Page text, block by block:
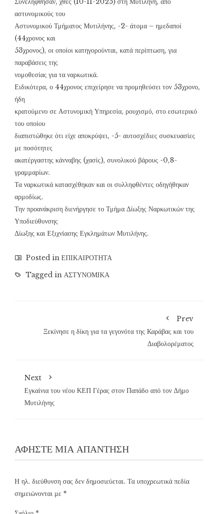
αστυνομικούς του
Αστυνομικού Τμήματος Μυτιλήνης, -2- άτομα – ημεδαποί
(44χρονος και
53χρονος), οι οποίοι κατηγορούνται, κατά περίπτωση, για
παραβάσεις της
νομοθεσίας για τα ναρκωτικά.
Ειδικότερα, ο 44χρονος επιχείρησε να προμηθεύσει τον 53χρονο,
ήδη
κρατούμενο σε Αστυνομική Υπηρεσία, ρουχισμό, στο εσωτερικό
του οποίου
διαπιστώθηκε ότι είχε αποκρύψει, -5- αυτοσχέδιες συσκευασίες
με ποσότητες
ακατέργαστης κάνναβης (χασίς), συνολικού βάρους -0,8-
γραμμαρίων.
Τα ναρκωτικά κατασχέθηκαν και οι συλληφθέντες οδηγήθηκαν
αρμοδίως.
Την προανάκριση διενήργησε το Τμήμα Δίωξης Ναρκωτικών της
Υποδιεύθυνσης
Δίωξης και Εξιχνίασης Εγκλημάτων Μυτιλήνης.
Posted in ΕΠΙΚΑΙΡΟΤΗΤΑ
Tagged in ΑΣΤΥΝΟΜΙΚΑ
Prev
Ξεκίνησε η δίκη για τα γεγονότα της Καράβας και του
Διαβολορέματος
Next
Εγκαίνια του νέου ΚΕΠ Γέρας στον Παπάδο από τον Δήμο
Μυτιλήνης
ΑΦΉΣΤΕ ΜΙΑ ΑΠΆΝΤΗΣΗ
Η ηλ. διεύθυνση σας δεν δημοσιεύεται. Τα υποχρεωτικά πεδία
σημειώνονται με *